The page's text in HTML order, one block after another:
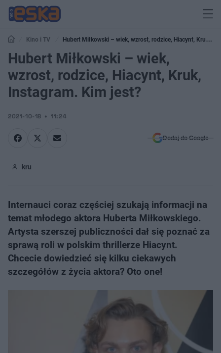
Kino i TV
Hubert Miłkowski – wiek, wzrost, rodzice, Hiacynt, Kruk,
Instagram. Kim jest?
Hubert Miłkowski – wiek,
wzrost, rodzice, Hiacynt, Kruk,
Instagram. Kim jest?
2021-10-18 11:24
Dodaj do Google
kru
Internauci coraz częściej szukają informacji na
temat młodego aktora Huberta Miłkowskiego.
Artysta szerszej publiczności dał się poznać za
sprawą roli w polskim thrillerze Hiacynt.
Chcecie dowiedzieć się kilku ciekawych
szczegółów z życia aktora? Oto one!